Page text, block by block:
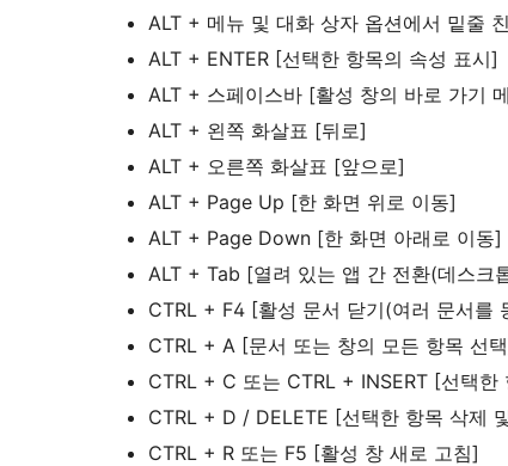
ALT + 메뉴 및 대화 상자 옵션에서 밑줄
ALT + ENTER [선택한 항목의 속성 표시]
ALT + 스페이스바 [활성 창의 바로 가기
ALT + 왼쪽 화살표 [뒤로]
ALT + 오른쪽 화살표 [앞으로]
ALT + Page Up [한 화면 위로 이동]
ALT + Page Down [한 화면 아래로 이동]
ALT + Tab [열려 있는 앱 간 전환(데스크
CTRL + F4 [활성 문서 닫기(여러 문서를
CTRL + A [문서 또는 창의 모든 항목 선
CTRL + C 또는 CTRL + INSERT [선택한
CTRL + D / DELETE [선택한 항목 삭제
CTRL + R 또는 F5 [활성 창 새로 고침]